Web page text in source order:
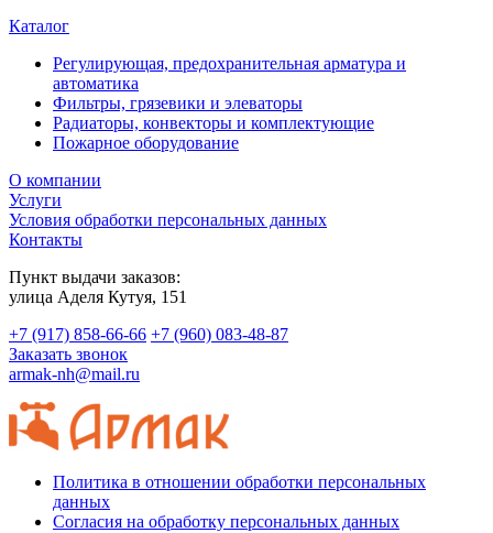
Каталог
Регулирующая, предохранительная арматура и
автоматика
Фильтры, грязевики и элеваторы
Радиаторы, конвекторы и комплектующие
Пожарное оборудование
О компании
Услуги
Условия обработки персональных данных
Контакты
Пункт выдачи заказов:
​улица Аделя Кутуя, 151
+7 (917) 858-66-66 +7 (960) 083-48-87
Заказать звонок
armak-nh@mail.ru
Политика в отношении обработки персональных
данных
Согласия на обработку персональных данных